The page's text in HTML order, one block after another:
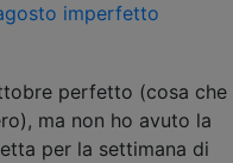
perfetto (cosa che
ma non ho avuto la
per la settimana di